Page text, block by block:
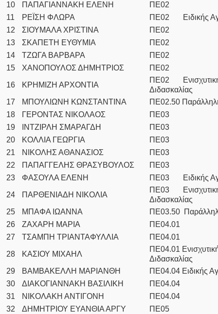
10
ΠΑΠΑΓΙΑΝΝΑΚΗ ΕΛΕΝΗ
ΠΕ02
11
ΡΕΪΣΗ ΦΛΩΡΑ
ΠΕ02 Ειδικής
12
ΣΙΟΥΜΑΛΑ ΧΡΙΣΤΙΝΑ
ΠΕ02
13
ΣΚΑΠΕΤΗ ΕΥΘΥΜΙΑ
ΠΕ02
14
ΤΖΩΓΑ ΒΑΡΒΑΡΑ
ΠΕ02
15
ΧΑΝΟΠΟΥΛΟΣ ΔΗΜΗΤΡΙΟΣ ΠΕ02
16 ΚΡΗΜΙΖΗ ΑΡΧΟΝΤΙΑ
ΠΕ02
Διδασκαλίας
17
ΜΠΟΥΛΙΩΝΗ ΚΩΝΣΤΑΝΤΙΝΑ
ΠΕ02.50
18
ΓΕΡΟΝΤΑΣ ΝΙΚΟΛΑΟΣ
ΠΕ03
19
ΙΝΤΖΙΡΛΗ ΣΜΑΡΑΓΔΗ
ΠΕ03
20
ΚΟΛΛΙΑ ΓΕΩΡΓΙΑ
ΠΕ03
21
ΝΙΚΟΛΗΣ ΑΘΑΝΑΣΙΟΣ
ΠΕ03
22
ΠΑΠΑΓΓΕΛΗΣ ΘΡΑΣΥΒΟΥΛΟΣ
ΠΕ03
23
ΦΑΣΟΥΛΑ ΕΛΕΝΗ ΠΕ03 Ειδικής
24 ΠΑΡΘΕΝΙΑΔΗ ΝΙΚΟΛΙΑ
ΠΕ03
Διδασκαλίας
25
ΜΠΑΦΑ ΙΩΑΝΝΑ
ΠΕ03.50
26
ΖΑΧΑΡΗ ΜΑΡΙΑ
ΠΕ04.01
27
ΤΣΑΜΠΗ ΤΡΙΑΝΤΑΦΥΛΛΙΑ ΠΕ04.01
28 ΚΑΣΙΟΥ ΜΙΧΑΗΛ
ΠΕ04.01
Διδασκαλίας
29
ΒΑΜΒΑΚΕΛΛΗ ΜΑΡΙΑΝΘΗ
ΠΕ04.04 Ειδικής
30
ΔΙΑΚΟΓΙΑΝΝΑΚΗ ΒΑΣΙΛΙΚΗ
ΠΕ04.04
31
ΝΙΚΟΛΑΚΗ ΑΝΤΙΓΟΝΗ
ΠΕ04.04
32
ΔΗΜΗΤΡΙΟΥ ΕΥΑΝΘΙΑ ΑΡΓΥ
ΠΕ05